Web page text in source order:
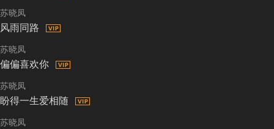
苏晓凤
风雨同路
苏晓凤
偏偏喜欢你
苏晓凤
盼得一生爱相随
苏晓凤